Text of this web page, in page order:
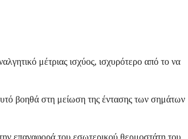
μέτριας ισχύος, ισχυρότερο από το να
βοηθά στη μείωση της έντασης των σημάτων
επαναφορά του εσωτερικού θερμοστάτη του